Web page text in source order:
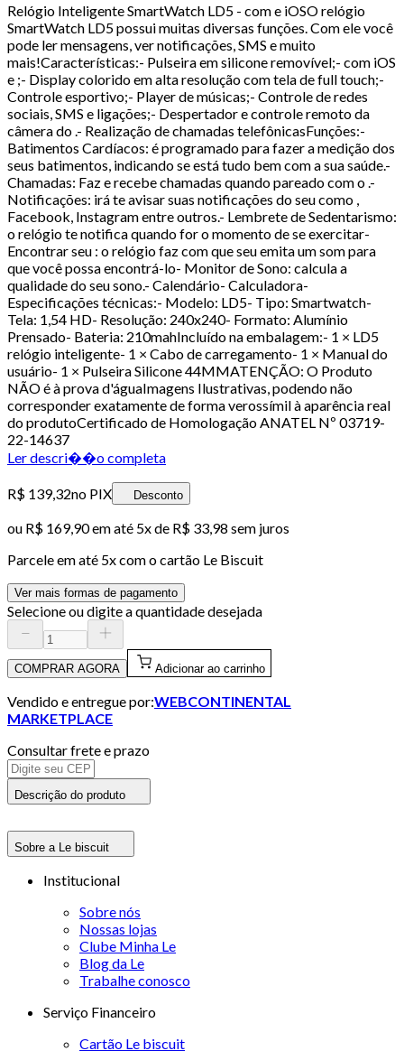
Relógio Inteligente SmartWatch LD5 - com e iOSO relógio
SmartWatch LD5 possui muitas diversas funções. Com ele você
pode ler mensagens, ver notificações, SMS e muito
mais!Características:- Pulseira em silicone removível;- com iOS
e ;- Display colorido em alta resolução com tela de full touch;-
Controle esportivo;- Player de músicas;- Controle de redes
sociais, SMS e ligações;- Despertador e controle remoto da
câmera do .- Realização de chamadas telefônicasFunções:-
Batimentos Cardíacos: é programado para fazer a medição dos
seus batimentos, indicando se está tudo bem com a sua saúde.-
Chamadas: Faz e recebe chamadas quando pareado com o .-
Notificações: irá te avisar suas notificações do seu como ,
Facebook, Instagram entre outros.- Lembrete de Sedentarismo:
o relógio te notifica quando for o momento de se exercitar-
Encontrar seu : o relógio faz com que seu emita um som para
que você possa encontrá-lo- Monitor de Sono: calcula a
qualidade do seu sono.- Calendário- Calculadora-
Especificações técnicas:- Modelo: LD5- Tipo: Smartwatch-
Tela: 1,54 HD- Resolução: 240x240- Formato: Alumínio
Prensado- Bateria: 210mahIncluído na embalagem:- 1 × LD5
relógio inteligente- 1 × Cabo de carregamento- 1 × Manual do
usuário- 1 × Pulseira Silicone 44MMATENÇÃO: O Produto
NÃO é à prova d'águaImagens Ilustrativas, podendo não
corresponder exatamente de forma verossímil à aparência real
do produtoCertificado de Homologação ANATEL Nº 03719-
22-14637
Ler descri��o completa
R$ 139,32no PIX Desconto
ou R$ 169,90em até 5x de R$ 33,98 sem juros
Parcele em até 5x com o cartão Le Biscuit
Ver mais formas de pagamento
Selecione ou digite a quantidade desejada
COMPRAR AGORA Adicionar ao carrinho
Vendido e entregue por:WEBCONTINENTAL
MARKETPLACE
Consultar frete e prazo
Descrição do produto
Sobre a Le biscuit
Institucional
Sobre nós
Nossas lojas
Clube Minha Le
Blog da Le
Trabalhe conosco
Serviço Financeiro
Cartão Le biscuit